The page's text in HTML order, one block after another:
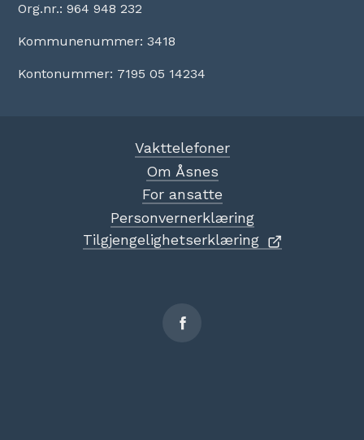
Org.nr.: 964 948 232
Kommunenummer: 3418
Kontonummer: 7195 05 14234
Vakttelefoner
Om Åsnes
For ansatte
Personvernerklæring
Tilgjengelighetserklæring